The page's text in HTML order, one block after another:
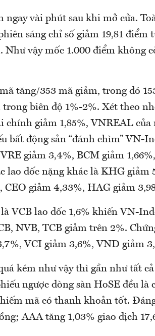
ngay vài phút sau khi mở cửa.
sáng chỉ số giảm 19,81 điểm
Như vậy mốc 1.000 điểm không
tăng/353 mã giảm, trong đó
biên độ 1%-2%. Xét theo
giảm 1,85%, VNREAL của
bất động sản “đánh chìm” VN-
giảm 3,4%, BCM giảm
lao dốc nặng khác là KHG giảm
CEO giảm 4,33%, HAG giảm
VCB lao dốc 1,6% khiến VN-
NVB, TCB giảm trên 2%.
VCI giảm 3,6%, VND giảm
kém như vậy thì gần như tất
ngược dòng sàn HoSE đều là
mã có thanh khoản tốt.
AAA tăng 1,03% giao dịch